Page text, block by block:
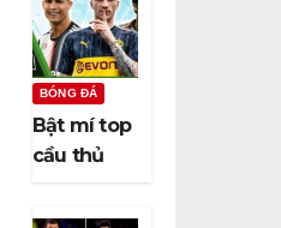
BÓNG ĐÁ
Bật mí top
cầu thủ
thế giới